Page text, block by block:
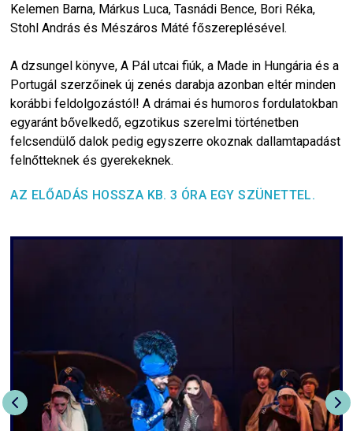
Kelemen Barna, Márkus Luca, Tasnádi Bence, Bori Réka,
Stohl András és Mészáros Máté főszereplésével.
A dzsungel könyve, A Pál utcai fiúk, a Made in Hungária és a
Portugál szerzőinek új zenés darabja azonban eltér minden
korábbi feldolgozástól! A drámai és humoros fordulatokban
egyaránt bővelkedő, egzotikus szerelmi történetben
felcsendülő dalok pedig egyszerre okoznak dallamtapadást
felnőtteknek és gyerekeknek.
AZ ELŐADÁS HOSSZA KB. 3 ÓRA EGY SZÜNETTEL.